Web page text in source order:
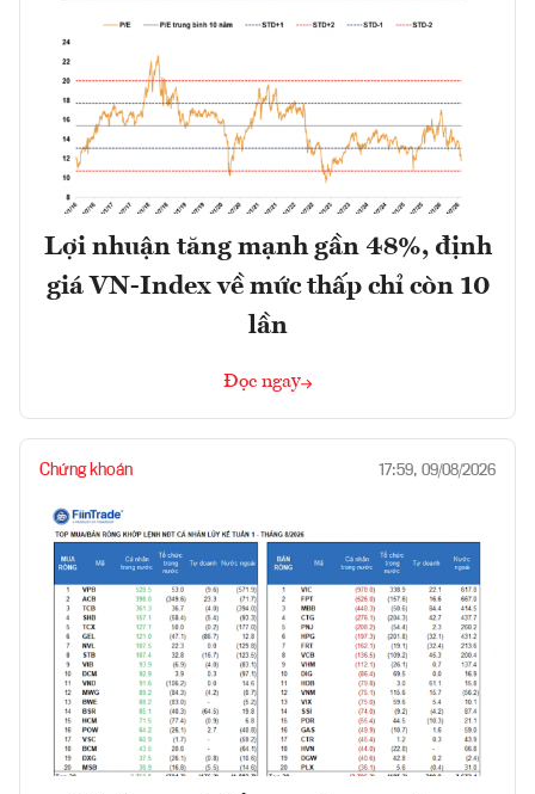
Lợi nhuận tăng mạnh gần 48%, định
giá VN-Index về mức thấp chỉ còn 10
lần
Đọc ngay
Chứng khoán 17:59, 09/08/2026